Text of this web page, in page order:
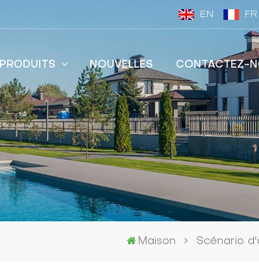
EN FR
PRODUITS NOUVELLES CONTACTEZ-
Maison Scénario